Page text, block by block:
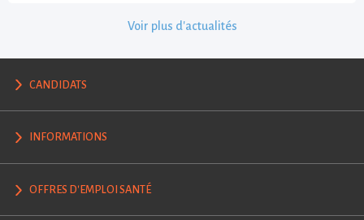
Voir plus d'actualités
CANDIDATS
INFORMATIONS
OFFRES D'EMPLOI SANTÉ